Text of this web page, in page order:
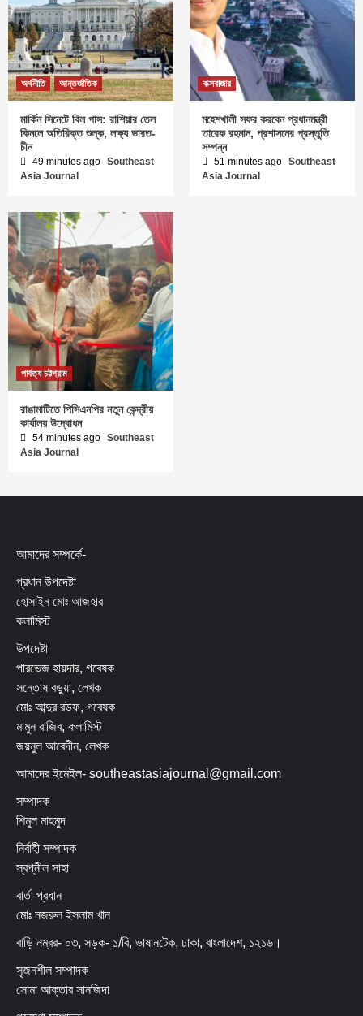
অর্থনীতি আন্তর্জাতিক
মার্কিন সিনেটে বিল পাস: রাশিয়ার তেল
কিনলে অতিরিক্ত শুল্ক, লক্ষ্য ভারত-
চীন
49 minutes ago Southeast
Asia Journal
কক্সবাজার
মহেশখালী সফর করবেন প্রধানমন্ত্রী
তারেক রহমান, প্রশাসনের প্রস্তুতি
সম্পন্ন
51 minutes ago Southeast
Asia Journal
পার্বত্য চট্টগ্রাম
রাঙামাটিতে পিসিএনপির নতুন কেন্দ্রীয়
কার্যালয় উদ্বোধন
54 minutes ago Southeast
Asia Journal
আমাদের সম্পর্কে-
প্রধান উপদেষ্টা
হোসাইন মোঃ আজহার
কলামিস্ট
উপদেষ্টা
পারভেজ হায়দার, গবেষক
সন্তোষ বড়ুয়া, লেখক
মোঃ আব্দুর রউফ, গবেষক
মামুন রাজিব, কলামিস্ট
জয়নুল আবেদীন, লেখক
আমাদের ইমেইল- southeastasiajournal@gmail.com
সম্পাদক
শিমুল মাহমুদ
নির্বাহী সম্পাদক
স্বপ্নীল সাহা
বার্তা প্রধান
মোঃ নজরুল ইসলাম খান
বাড়ি নম্বর- ০৩, সড়ক- ১/বি, ভাষানটেক, ঢাকা, বাংলাদেশ, ১২১৬।
সৃজনশীল সম্পাদক
সোমা আক্তার সানজিদা